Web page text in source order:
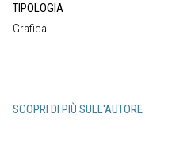
TIPOLOGIA
Grafica
SCOPRI DI PIÙ SULL'AUTORE